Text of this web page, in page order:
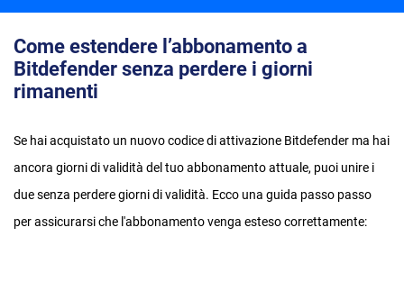
Come estendere l’abbonamento a
Bitdefender senza perdere i giorni
rimanenti
Se hai acquistato un nuovo codice di attivazione Bitdefender ma hai
ancora giorni di validità del tuo abbonamento attuale, puoi unire i
due senza perdere giorni di validità. Ecco una guida passo passo
per assicurarsi che l'abbonamento venga esteso correttamente: